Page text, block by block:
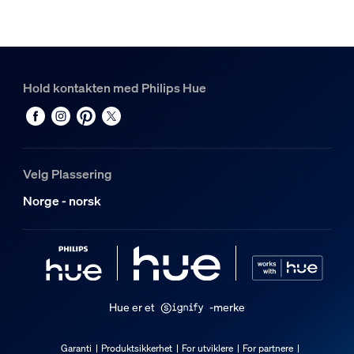
Hue White and color ambiance Perifo sylinderanheng
Hold kontakten med Philips Hue
Velg Plassering
Norge - norsk
Hue er et -merke
Garanti Produktsikkerhet For utviklere For partnere